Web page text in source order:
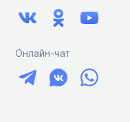
Онлайн-чат